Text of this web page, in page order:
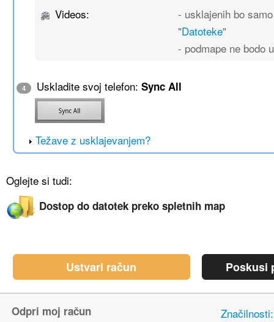
Videos:
- usklajenih bo
"Datoteke"
- podmape ne bodo
4 Uskladite svoj telefon:Sync All
Težave z usklajevanjem?
Oglejte si tudi:
Dostop do datotek preko spletnih map
Ustvari račun Poskusi
Odpri moj račun